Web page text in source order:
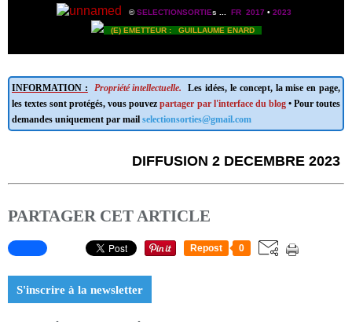
© SELECTIONSORTIEs FR 2017 • 2023
(E) EMETTEUR : GUILLAUME ENARD
INFORMATION : Propriété intellectuelle.
Les idées, le concept, la mise en page,
les textes sont protégés, vous pouvezpartager par l'interface du blog• Pour toutes
demandes uniquement par mail selectionsorties@gmail.com
DIFFUSION 2 DECEMBRE 2023
PARTAGER CET ARTICLE
Repost 0
S'inscrire à la newsletter